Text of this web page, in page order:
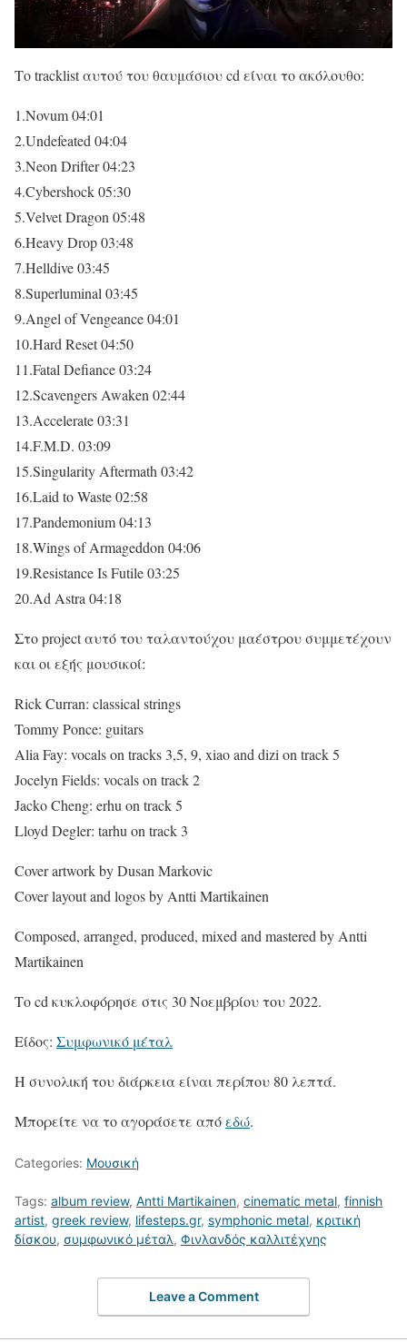
Το tracklist αυτού του θαυμάσιου cd είναι το ακόλουθο:
1.Novum 04:01
2.Undefeated 04:04
3.Neon Drifter 04:23
4.Cybershock 05:30
5.Velvet Dragon 05:48
6.Heavy Drop 03:48
7.Helldive 03:45
8.Superluminal 03:45
9.Angel of Vengeance 04:01
10.Hard Reset 04:50
11.Fatal Defiance 03:24
12.Scavengers Awaken 02:44
13.Accelerate 03:31
14.F.M.D. 03:09
15.Singularity Aftermath 03:42
16.Laid to Waste 02:58
17.Pandemonium 04:13
18.Wings of Armageddon 04:06
19.Resistance Is Futile 03:25
20.Ad Astra 04:18
Στο project αυτό του ταλαντούχου μαέστρου συμμετέχουν
και οι εξής μουσικοί:
Rick Curran: classical strings
Tommy Ponce: guitars
Alia Fay: vocals on tracks 3,5, 9, xiao and dizi on track 5
Jocelyn Fields: vocals on track 2
Jacko Cheng: erhu on track 5
Lloyd Degler: tarhu on track 3
Cover artwork by Dusan Markovic
Cover layout and logos by Antti Martikainen
Composed, arranged, produced, mixed and mastered by Antti
Martikainen
Το cd κυκλοφόρησε στις 30 Νοεμβρίου του 2022.
Είδος: Συμφωνικό μέταλ
Η συνολική του διάρκεια είναι περίπου 80 λεπτά.
Μπορείτε να το αγοράσετε απόεδώ.
Categories: Μουσική
Tags: album review, Antti Martikainen, cinematic metal, finnish
artist, greek review, lifesteps.gr, symphonic metal, κριτική
δίσκου, συμφωνικό μέταλ, Φινλανδός καλλιτέχνης
Leave a Comment